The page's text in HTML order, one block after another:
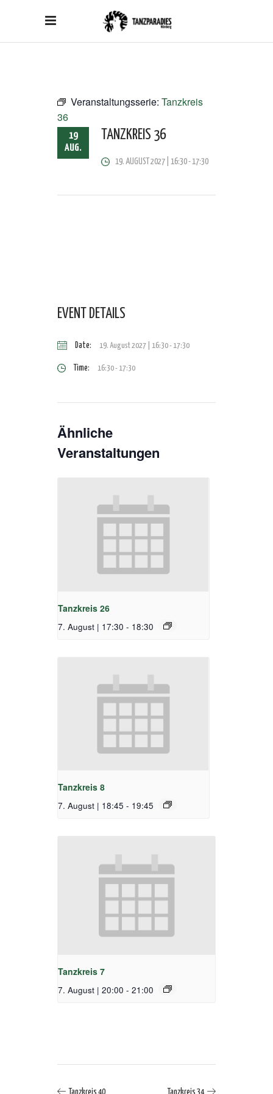
Veranstaltungsserie: Tanzkreis
36
19
AUG.
TANZKREIS 36
19. AUGUST 2027 | 16:30-17:30
EVENT DETAILS
Date: 19. August 2027 | 16:30-17:30
Time: 16:30 - 17:30
Ähnliche
Veranstaltungen
Tanzkreis 26
7. August | 17:30 - 18:30
Tanzkreis 8
7. August | 18:45 - 19:45
Tanzkreis 7
7. August | 20:00 - 21:00
Tanzkreis 40 Tanzkreis 34